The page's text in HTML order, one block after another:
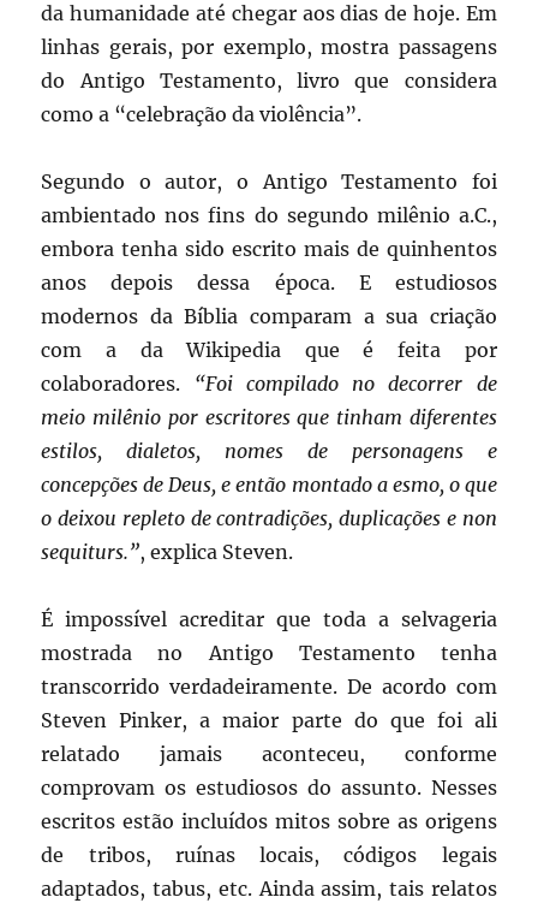
da humanidade até chegar aos dias de hoje. Em
linhas gerais, por exemplo, mostra passagens
do Antigo Testamento, livro que considera
como a “celebração da violência”.
Segundo o autor, o Antigo Testamento foi
ambientado nos fins do segundo milênio a.C.,
embora tenha sido escrito mais de quinhentos
anos depois dessa época. E estudiosos
modernos da Bíblia comparam a sua criação
com a da Wikipedia que é feita por
colaboradores. “Foi compilado no decorrer de
meio milênio por escritores que tinham diferentes
estilos, dialetos, nomes de personagens e
concepções de Deus, e então montado a esmo, o que
o deixou repleto de contradições, duplicações e non
sequiturs.”, explica Steven.
É impossível acreditar que toda a selvageria
mostrada no Antigo Testamento tenha
transcorrido verdadeiramente. De acordo com
Steven Pinker, a maior parte do que foi ali
relatado jamais aconteceu, conforme
comprovam os estudiosos do assunto. Nesses
escritos estão incluídos mitos sobre as origens
de tribos, ruínas locais, códigos legais
adaptados, tabus, etc. Ainda assim, tais relatos